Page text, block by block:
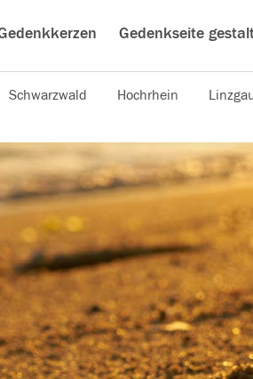
Gedenkseite
Schwarzwald Hochrhein